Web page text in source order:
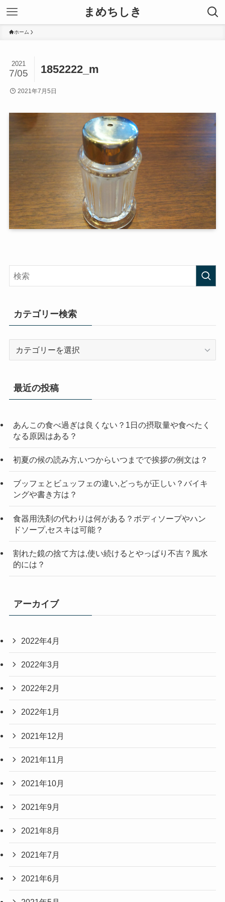
まめちしき
ホーム
1852222_m
2021
7/05
2021年7月5日
カテゴリー検索
リ
索
最近の投稿
あんこの食べ過ぎは良くない？1日の摂取量や食べたく
なる原因はある？
初夏の候の読み方,いつからいつまでで挨拶の例文は？
ブッフェとビュッフェの違い,どっちが正しい？バイキ
ングや書き方は？
食器用洗剤の代わりは何がある？ボディソープやハン
ドソープ,セスキは可能？
割れた鏡の捨て方は,使い続けるとやっぱり不吉？風水
的には？
アーカイブ
2022年4月
2022年3月
2022年2月
2022年1月
2021年12月
2021年11月
2021年10月
2021年9月
2021年8月
2021年7月
2021年6月